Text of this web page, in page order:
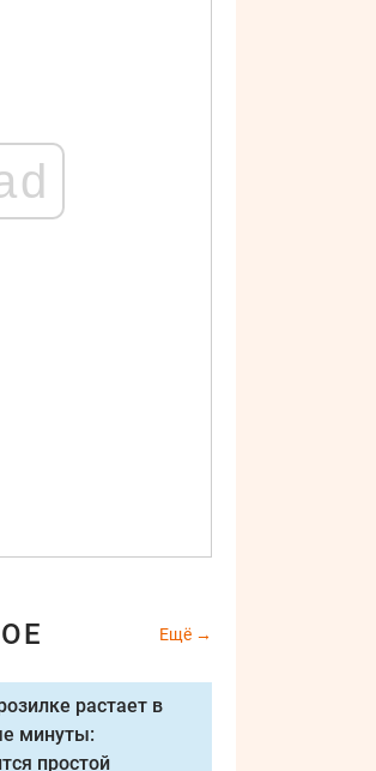
Ещё
растает в
минуты:
простой